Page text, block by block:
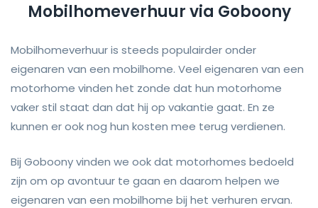
Mobilhomeverhuur via Goboony
Mobilhomeverhuur is steeds populairder onder
eigenaren van een mobilhome. Veel eigenaren van een
motorhome vinden het zonde dat hun motorhome
vaker stil staat dan dat hij op vakantie gaat. En ze
kunnen er ook nog hun kosten mee terug verdienen.
Bij Goboony vinden we ook dat motorhomes bedoeld
zijn om op avontuur te gaan en daarom helpen we
eigenaren van een mobilhome bij het verhuren ervan.